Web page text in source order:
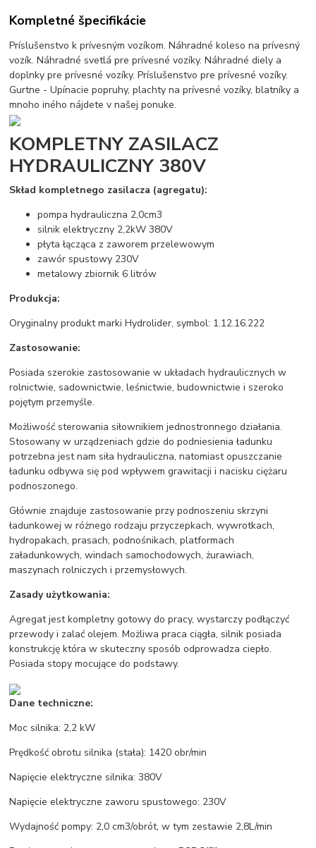
Kompletné špecifikácie
Príslušenstvo k prívesným vozíkom. Náhradné koleso na prívesný
vozík. Náhradné svetlá pre prívesné vozíky. Náhradné diely a
doplnky pre prívesné vozíky. Príslušenstvo pre prívesné vozíky.
Gurtne - Upínacie popruhy, plachty na prívesné vozíky, blatníky a
mnoho iného nájdete v našej ponuke.
KOMPLETNY ZASILACZ
HYDRAULICZNY 380V
Skład kompletnego zasilacza (agregatu):
pompa hydrauliczna 2,0cm3
silnik elektryczny 2,2kW 380V
płyta łącząca z zaworem przelewowym
zawór spustowy 230V
metalowy zbiornik 6 litrów
Produkcja:
Oryginalny produkt marki Hydrolider, symbol: 1.12.16.222
Zastosowanie:
Posiada szerokie zastosowanie w układach hydraulicznych w
rolnictwie, sadownictwie, leśnictwie, budownictwie i szeroko
pojętym przemyśle.
Możliwość sterowania siłownikiem jednostronnego działania.
Stosowany w urządzeniach gdzie do podniesienia ładunku
potrzebna jest nam siła hydrauliczna, natomiast opuszczanie
ładunku odbywa się pod wpływem grawitacji i nacisku ciężaru
podnoszonego.
Głównie znajduje zastosowanie przy podnoszeniu skrzyni
ładunkowej w różnego rodzaju przyczepkach, wywrotkach,
hydropakach, prasach, podnośnikach, platformach
załadunkowych, windach samochodowych, żurawiach,
maszynach rolniczych i przemysłowych.
Zasady użytkowania:
Agregat jest kompletny gotowy do pracy, wystarczy podłączyć
przewody i zalać olejem. Możliwa praca ciągła, silnik posiada
konstrukcję która w skuteczny sposób odprowadza ciepło.
Posiada stopy mocujące do podstawy.
Dane techniczne:
Moc silnika: 2,2 kW
Prędkość obrotu silnika (stała): 1420 obr/min
Napięcie elektryczne silnika: 380V
Napięcie elektryczne zaworu spustowego: 230V
Wydajność pompy: 2,0 cm3/obrót, w tym zestawie 2,8L/min